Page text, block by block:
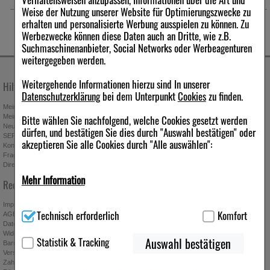
Weise der Nutzung unserer Website für Optimierungszwecke zu
erhalten und personalisierte Werbung ausspielen zu können. Zu
Werbezwecke können diese Daten auch an Dritte, wie z.B.
Suchmaschinenanbieter, Social Networks oder Werbeagenturen
weitergegeben werden.
Weitergehende Informationen hierzu sind In unserer
Datenschutzerklärungbei dem UnterpunktCookieszu finden.
Bitte wählen Sie nachfolgend, welche Cookies gesetzt werden
dürfen, und bestätigen Sie dies durch "Auswahl bestätigen" oder
akzeptieren Sie alle Cookies durch "Alle auswählen":
Mehr Information
für die Grundfunktionen unserer Website notwendig sind (z.B.
verzichtet werden kann.
Technisch erforderlich
Komfort
Statistik & Tracking
Auswahl bestätigen
Hilfe & Kontakt
Mein Kundenkonto
Mein Merkzettel
Neuregistrierung
SEPA-Empfängerüberprüfung
Kontakt
Fragen & Antworten
Direktbestellung
Unternehmen
Presseportal
Affiliate-Programm
Download-Archiv
Bonus-Programm
Rechtliches
Impressum
AGB
Datenschutz
Widerrufsbelehrung
Barrierefreiheitserklärung
Versand
Zahlung
Ich möchte zukünftig über Trends,